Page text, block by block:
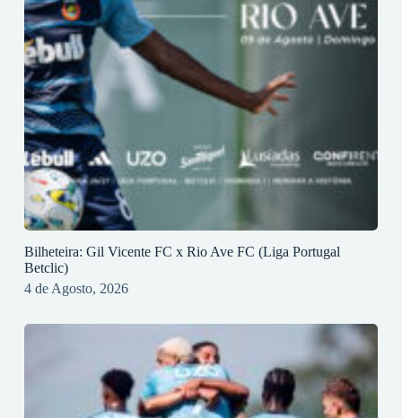
Bilheteira: Gil Vicente FC x Rio Ave FC (Liga Portugal
Betclic)
4 de Agosto, 2026